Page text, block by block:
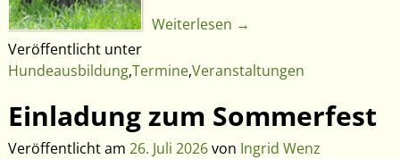
Weiterlesen →
Veröffentlicht unter
Hundeausbildung,Termine,Veranstaltungen
Einladung zum Sommerfest
Veröffentlicht am 26. Juli 2026von Ingrid Wenz